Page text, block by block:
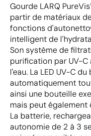
Gourde LARQ
partir de matériaux
fonctions
intelligent de
Son système de
purification par UV-
l'eau. La LED UV-C
automatiquement
ainsi une bouteille
mais peut également
La batterie,
autonomie de 2 à 3